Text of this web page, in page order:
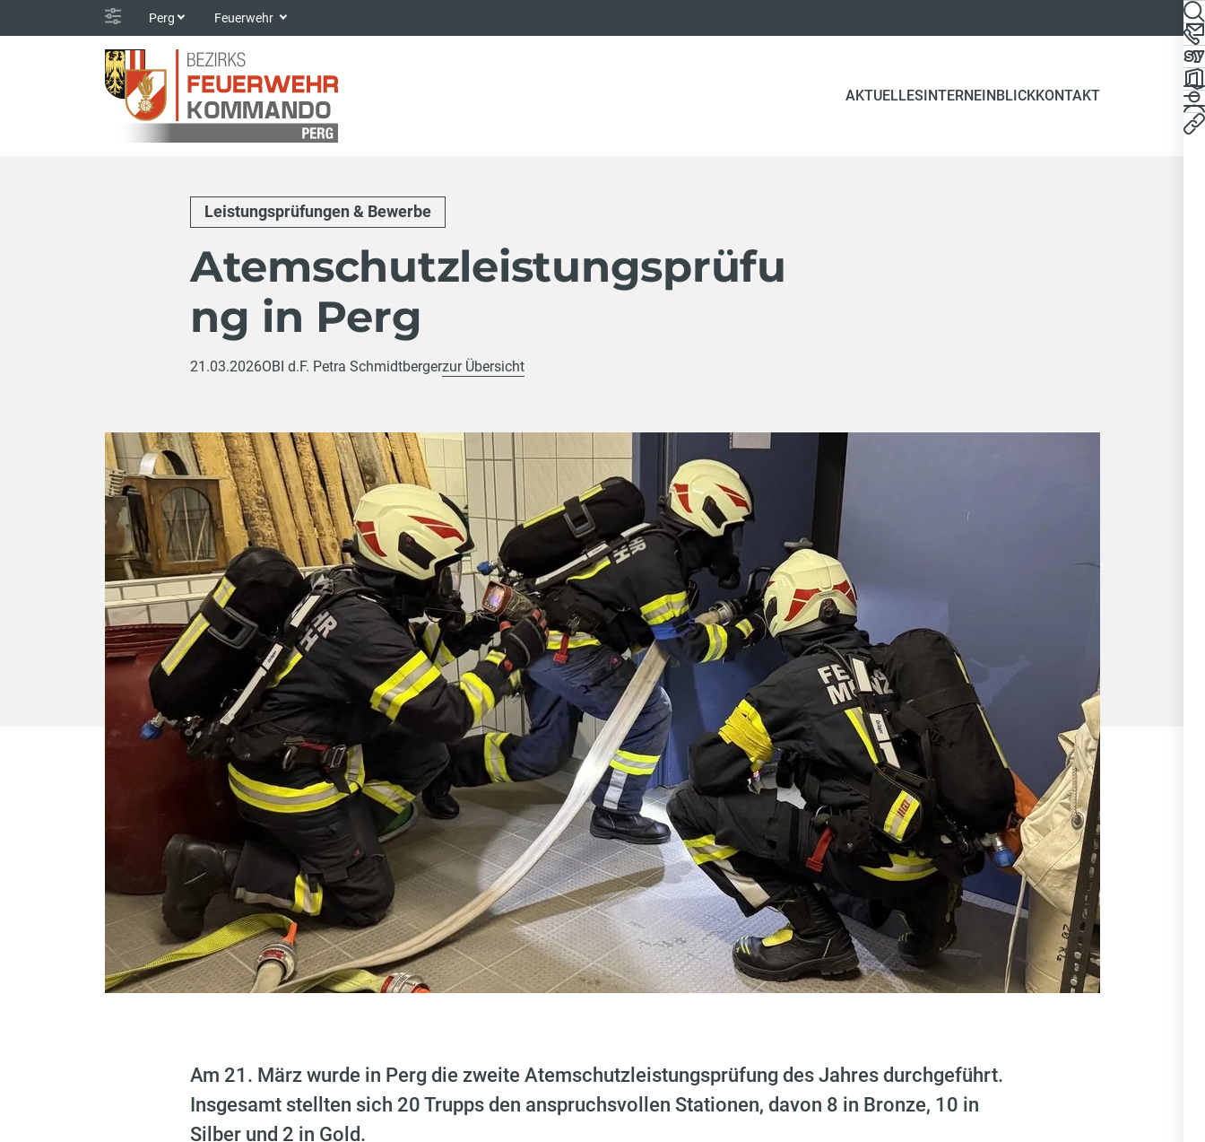
Perg Feuerwehr
AKTUELLESINTERNEINBLICKKONTAKT
Leistungsprüfungen & Bewerbe
Atemschutzleistungsprüfu
ng in Perg
21.03.2026OBI d.F. Petra Schmidtbergerzur Übersicht
Am 21. März wurde in Perg die zweite Atemschutzleistungsprüfung des Jahres durchgeführt.
Insgesamt stellten sich 20 Trupps den anspruchsvollen Stationen, davon 8 in Bronze, 10 in
Silber und 2 in Gold.